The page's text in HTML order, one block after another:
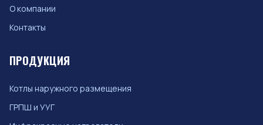
О компании
Контакты
ПРОДУКЦИЯ
Котлы наружного размещения
ГРПШ и УУГ